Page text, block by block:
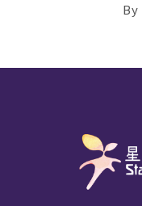
By